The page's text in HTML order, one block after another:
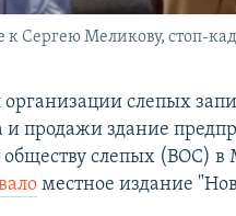
Сергею Меликову, стоп-
слепых
и продажи здание
слепых (ВОС) в
местное издание